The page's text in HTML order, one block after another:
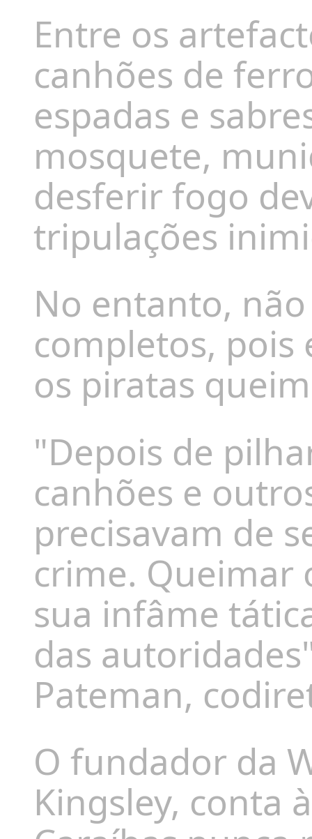
Entre os
canhões de
espadas e
mosquete,
desferir fogo
tripulações
No entanto,
completos,
os piratas
"Depois de
canhões e
precisavam de
crime. Queimar
sua infâme
das
Pateman,
O fundador da
Kingsley, conta